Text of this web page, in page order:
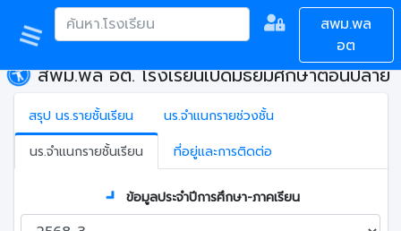
สพม.พล
อต
สพม.พล อต. โรงเรียนเปิดมัธยมศึกษาตอนปลาย
สรุป นร.รายชั้นเรียน
นร.จำแนกรายช่วงชั้น
นร.จำแนกรายชั้นเรียน
ที่อยู่และการติดต่อ
ข้อมูลประจำปีการศึกษา-ภาคเรียน